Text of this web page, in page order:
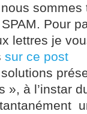
SPAM. Pour
lettres je
sur ce post
», à l’instar